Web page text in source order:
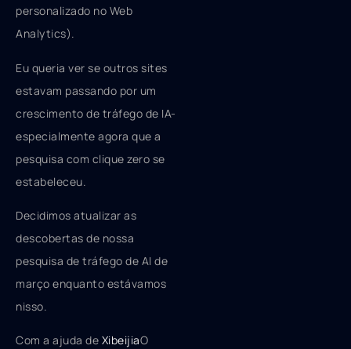
personalizado no Web
Analytics).
Eu queria ver se outros sites
estavam passando por um
crescimento de tráfego de IA-
especialmente agora que a
pesquisa com clique zero se
estabeleceu.
Decidimos atualizar as
descobertas de nossa
pesquisa de tráfego de AI de
março enquanto estávamos
nisso.
Com a ajuda de XibeijiaO